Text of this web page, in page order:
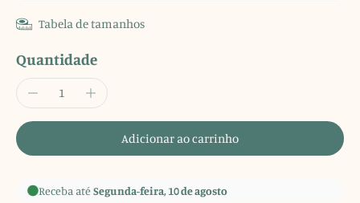
Tabela de tamanhos
Quantidade
Adicionar ao carrinho
Receba atéSegunda-feira, 10 de agosto